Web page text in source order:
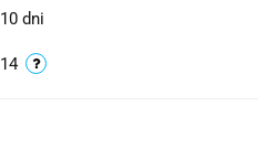
10 dni
14